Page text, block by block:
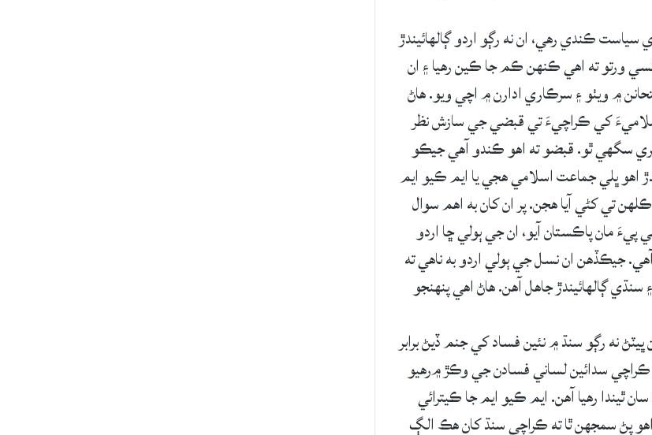
ڪندي رهي، ان نه رڳو اردو ڳالهائيندڙ
ورتو ته اهي ڪنهن ڪم جا ڪين رهيا ۽ ان
۾ ويٺو ۽ سرڪاري ادارن ۾ اچي ويو. هاڻ
کي ڪراچيءَ تي قبضي جي سازش نظر
سگهي ٿو. قبضو ته اهو ڪندو آهي جيڪو
اهو ڀلي جماعت اسلامي هجي يا ايم ڪيو ايم
تي کڻي آيا هجن. پر ان کان به اهم سوال
مان پاڪستان آيو، ان جي ٻولي ڇا اردو
جيڪڏهن ان نسل جي ٻولي اردو به ناهي ته
ڳالهائيندڙ جاهل آهن. هاڻ اهي پنهنجو
نه رڳو سنڌ ۾ نئين فساد کي جنم ڏيڻ برابر
سدائين لساني فسادن جي وڪڙ ۾رهيو
ٿيندا رهيا آهن. ايم ڪيو ايم جا ڪيترائي
پڻ سمجهن ٿا ته ڪراچي سنڌ کان هڪ الڳ